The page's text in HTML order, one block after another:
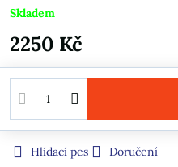
Skladem
2250 Kč
Hlídací pes Doručení